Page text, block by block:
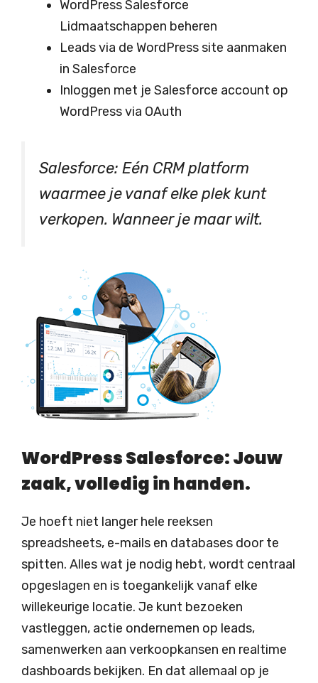
WordPress Salesforce
Lidmaatschappen beheren
Leads via de WordPress site aanmaken
in Salesforce
Inloggen met je Salesforce account op
WordPress via OAuth
Salesforce: Eén CRM platform
waarmee je vanaf elke plek kunt
verkopen. Wanneer je maar wilt.
WordPress Salesforce: Jouw
zaak, volledig in handen.
Je hoeft niet langer hele reeksen
spreadsheets, e-mails en databases door te
spitten. Alles wat je nodig hebt, wordt centraal
opgeslagen en is toegankelijk vanaf elke
willekeurige locatie. Je kunt bezoeken
vastleggen, actie ondernemen op leads,
samenwerken aan verkoopkansen en realtime
dashboards bekijken. En dat allemaal op je